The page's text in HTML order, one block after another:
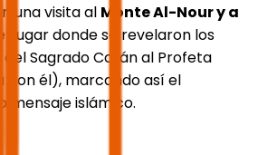
una visita al Monte Al-Nour y a
lugar donde se revelaron los
Sagrado Corán al Profeta
con él), marcando así el
mensaje islámico.